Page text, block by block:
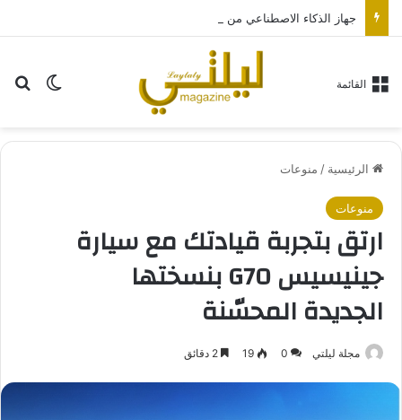
الوضع القائمة
الرئيسية / منوعات
منوعات
ارتق بتجربة قيادتك مع سيارة
جينيسيس G70 بنسختها
الجديدة المحسّنة
مجلة ليلتي 0
19